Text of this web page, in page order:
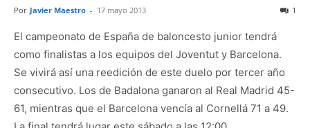
Por Javier Maestro - 17 mayo 2013 1
El campeonato de España de baloncesto junior tendrá
como finalistas a los equipos del Joventut y Barcelona.
Se vivirá así una reedición de este duelo por tercer año
consecutivo. Los de Badalona ganaron al Real Madrid 45-
61, mientras que el Barcelona vencía al Cornellá 71 a 49.